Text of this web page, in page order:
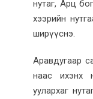
нутаг, Арц
хээрийн
ширүүснэ.
Аравдугаар
наас ихэнх
уулархаг